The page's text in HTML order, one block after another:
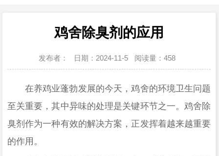
鸡舍除臭剂的应用
发布者： 日期：2024-11-5 阅读量： 458
在养鸡业蓬勃发展的今天，鸡舍的环境卫生问题
至关重要，其中异味的处理是关键环节之一。鸡舍除
臭剂作为一种有效的解决方案，正发挥着越来越重要
的作用。